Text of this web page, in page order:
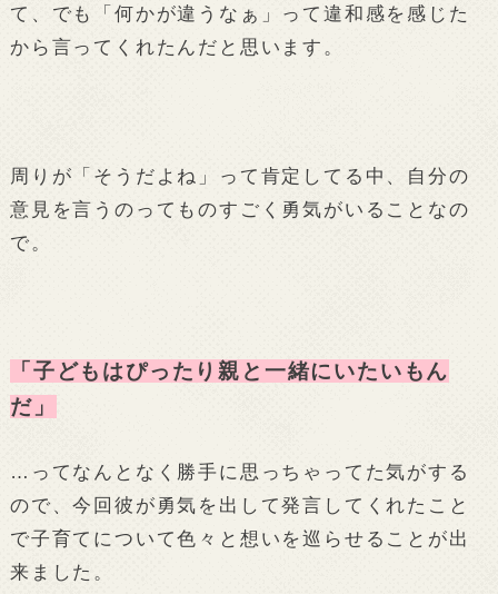
て、でも「何かが違うなぁ」って違和感を感じた
から言ってくれたんだと思います。
周りが「そうだよね」って肯定してる中、自分の
意見を言うのってものすごく勇気がいることなの
で。
「子どもはぴったり親と一緒にいたいもん
だ」
…ってなんとなく勝手に思っちゃってた気がする
ので、今回彼が勇気を出して発言してくれたこと
で子育てについて色々と想いを巡らせることが出
来ました。